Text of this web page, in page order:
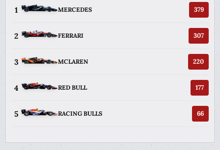
1 MERCEDES 379
2 FERRARI 307
3 MCLAREN 220
4 RED BULL 177
5 RACING BULLS 66